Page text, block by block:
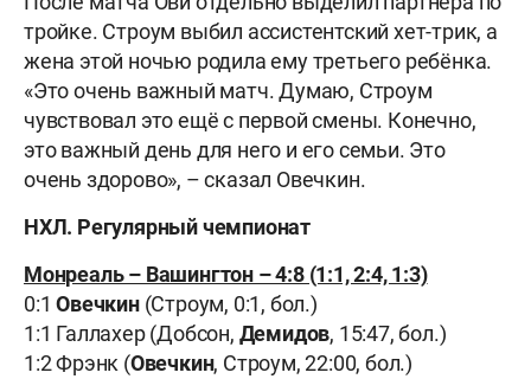
тройке. Строум выбил ассистентский хет-трик, а
жена этой ночью родила ему третьего ребёнка.
«Это очень важный матч. Думаю, Строум
чувствовал это ещё с первой смены. Конечно,
это важный день для него и его семьи. Это
очень здорово», – сказал Овечкин.
НХЛ. Регулярный чемпионат
Монреаль – Вашингтон – 4:8 (1:1, 2:4, 1:3)
0:1Овечкин (Строум, 0:1, бол.)
1:1 Галлахер (Добсон, Демидов, 15:47, бол.)
1:2 Фрэнк (Овечкин, Строум, 22:00, бол.)